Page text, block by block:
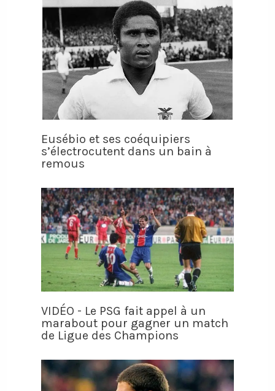
Eusébio et ses coéquipiers
s’électrocutent dans un bain à
remous
VIDÉO - Le PSG fait appel à un
marabout pour gagner un match
de Ligue des Champions